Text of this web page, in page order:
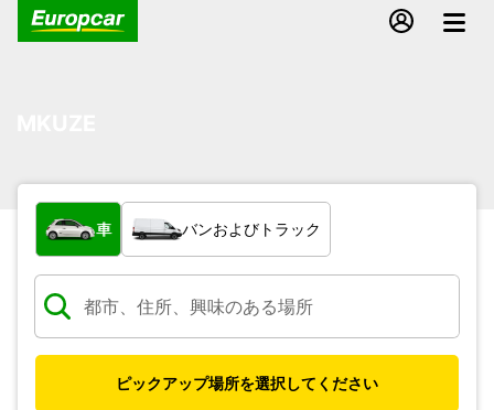
車両の種類
車 バンおよびトラック
ピックアップ場所を選択してください